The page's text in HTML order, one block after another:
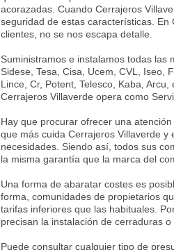
acorazadas. Cuando Cerrajeros
seguridad de estas características.
clientes, no se nos escapa detalle.
Suministramos e instalamos todas las
Sidese, Tesa, Cisa, Ucem, CVL, Iseo,
Lince, Cr, Potent, Telesco, Kaba,
Cerrajeros Villaverde opera como
Hay que procurar ofrecer una
que más cuida Cerrajeros Villaverde
necesidades. Siendo así, todos sus
la misma garantía que la marca del
Una forma de abaratar costes es
forma, comunidades de propietarios
tarifas inferiores que las habituales.
precisan la instalación de cerraduras
Puede consultar cualquier tipo de